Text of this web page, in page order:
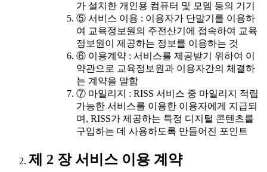
가 설치한 개인용 컴퓨터 및 모뎀 등의 기기
⑤ 서비스 이용 : 이용자가 단말기를 이용하
여 교육정보원의 주전산기에 접속하여 교육
정보원이 제공하는 정보를 이용하는 것
⑥ 이용계약 : 서비스를 제공받기 위하여 이
약관으로 교육정보원과 이용자간의 체결하
는 계약을 말함
⑦ 마일리지 : RISS 서비스 중 마일리지 적립
가능한 서비스를 이용한 이용자에게 지급되
며, RISS가 제공하는 특정 디지털 콘텐츠를
구입하는 데 사용하도록 만들어진 포인트
제 2 장 서비스 이용 계약